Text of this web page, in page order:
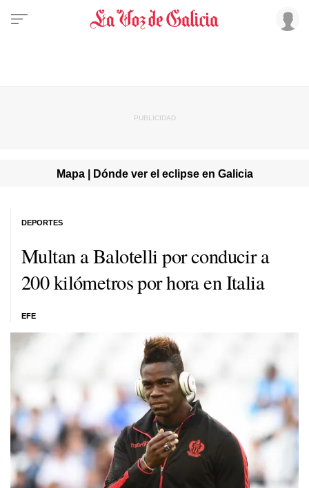
Mapa | Dónde ver el eclipse en Galicia
Multan a Balotelli por conducir a
200 kilómetros por hora en Italia
EFE
DEPORTES